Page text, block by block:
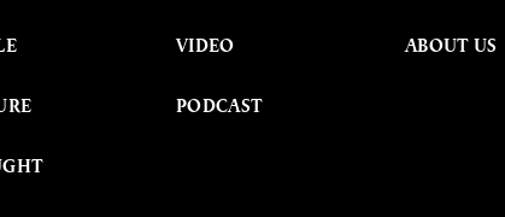
VIDEO
PODCAST
ABOUT US